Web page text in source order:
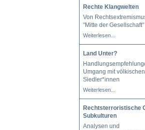
Rechte Klangwelten
Von
"Mitte der Gesellschaft"
Weiterlesen...
Land Unter?
Umgang mit völkischen
Siedler*innen
Weiterlesen...
Rechtsterroristische
Subkulturen
Analysen und